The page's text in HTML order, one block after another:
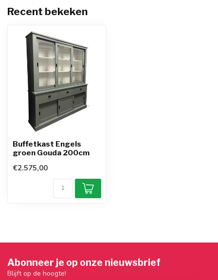
Recent bekeken
Buffetkast Engels
groen Gouda 200cm
€2.575,00
Abonneer je op onze nieuwsbrief
Blijft op de hoogte!